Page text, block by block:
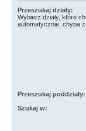
Przeszukaj działy:
Wybierz działy, które
automatycznie, chyba
Przeszukaj poddziały:
Szukaj w: